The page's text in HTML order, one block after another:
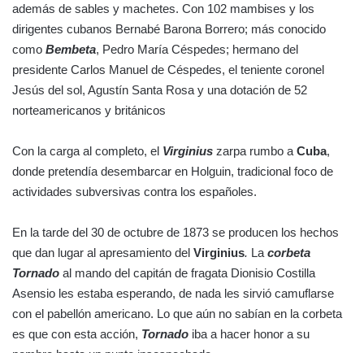
además de sables y machetes. Con 102 mambises y los
dirigentes cubanos Bernabé Barona Borrero; más conocido
como Bembeta, Pedro María Céspedes; hermano del
presidente Carlos Manuel de Céspedes, el teniente coronel
Jesús del sol, Agustín Santa Rosa y una dotación de 52
norteamericanos y británicos
Con la carga al completo, el Virginius zarpa rumbo a Cuba,
donde pretendía desembarcar en Holguin, tradicional foco de
actividades subversivas contra los españoles.
En la tarde del 30 de octubre de 1873 se producen los hechos
que dan lugar al apresamiento del Virginius. La corbeta
Tornado al mando del capitán de fragata Dionisio Costilla
Asensio les estaba esperando, de nada les sirvió camuflarse
con el pabellón americano. Lo que aún no sabían en la corbeta
es que con esta acción, Tornado iba a hacer honor a su